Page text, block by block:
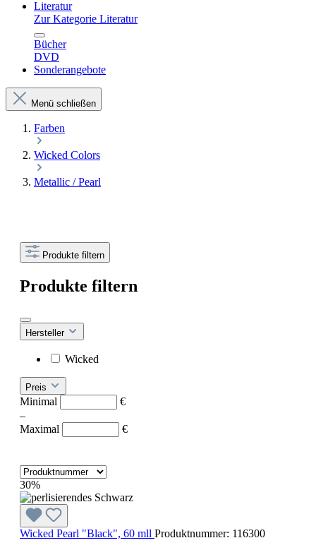
Literatur
Zur Kategorie Literatur
Bücher
DVD
Sonderangebote
Menü schließen
Farben
Wicked Colors
Metallic / Pearl
Produkte filtern
Produkte filtern
Hersteller
Wicked
Preis
Minimal
€
–
Maximal
€
30%
Wicked Pearl "Black", 60 mll Produktnummer: 116300